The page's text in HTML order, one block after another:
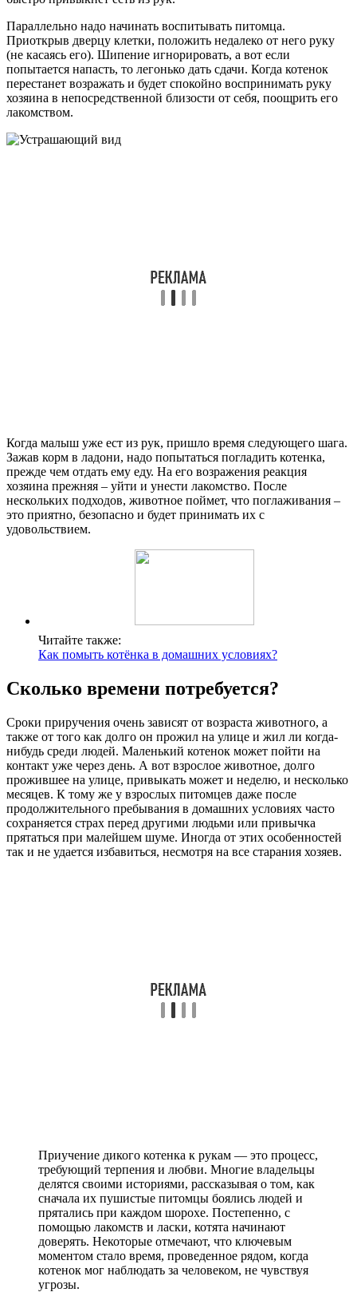
Параллельно надо начинать воспитывать питомца.
Приоткрыв дверцу клетки, положить недалеко от него руку
(не касаясь его). Шипение игнорировать, а вот если
попытается напасть, то легонько дать сдачи. Когда котенок
перестанет возражать и будет спокойно воспринимать руку
хозяина в непосредственной близости от себя, поощрить его
лакомством.
Когда малыш уже ест из рук, пришло время следующего шага.
Зажав корм в ладони, надо попытаться погладить котенка,
прежде чем отдать ему еду. На его возражения реакция
хозяина прежняя – уйти и унести лакомство. После
нескольких подходов, животное поймет, что поглаживания –
это приятно, безопасно и будет принимать их с
удовольствием.
Читайте также:
Как помыть котёнка в домашних условиях?
Сколько времени потребуется?
Сроки приручения очень зависят от возраста животного, а
также от того как долго он прожил на улице и жил ли когда-
нибудь среди людей. Маленький котенок может пойти на
контакт уже через день. А вот взрослое животное, долго
прожившее на улице, привыкать может и неделю, и несколько
месяцев. К тому же у взрослых питомцев даже после
продолжительного пребывания в домашних условиях часто
сохраняется страх перед другими людьми или привычка
прятаться при малейшем шуме. Иногда от этих особенностей
так и не удается избавиться, несмотря на все старания хозяев.
Приучение дикого котенка к рукам — это процесс,
требующий терпения и любви. Многие владельцы
делятся своими историями, рассказывая о том, как
сначала их пушистые питомцы боялись людей и
прятались при каждом шорохе. Постепенно, с
помощью лакомств и ласки, котята начинают
доверять. Некоторые отмечают, что ключевым
моментом стало время, проведенное рядом, когда
котенок мог наблюдать за человеком, не чувствуя
угрозы.